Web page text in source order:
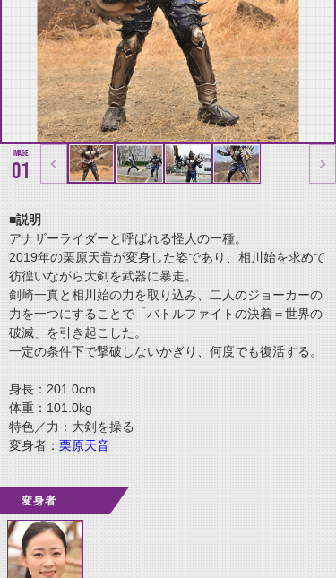
01
■説明
アナザーライダーと呼ばれる怪人の一種。
2019年の栗原天音が変身した姿であり、相川始を求めて
彷徨いながら大剣を武器に暴走。
剣崎一真と相川始の力を取り込み、二人のジョーカーの
力を一つにすることで「バトルファイトの決着＝世界の
破滅」を引き起こした。
一定の条件下で撃破しないかぎり、何度でも復活する。
身長：201.0cm
体重：101.0kg
特色／力：大剣を操る
変身者： 栗原天音
変身者